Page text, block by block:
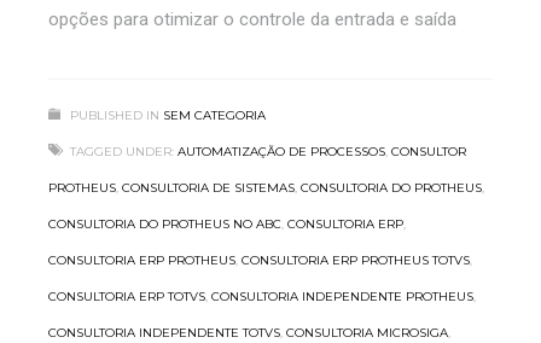
opções para otimizar o controle da entrada e saída
PUBLISHED IN SEM CATEGORIA
TAGGED UNDER: AUTOMATIZAÇÃO DE PROCESSOS, CONSULTOR
PROTHEUS, CONSULTORIA DE SISTEMAS, CONSULTORIA DO PROTHEUS,
CONSULTORIA DO PROTHEUS NO ABC, CONSULTORIA ERP,
CONSULTORIA ERP PROTHEUS, CONSULTORIA ERP PROTHEUS TOTVS,
CONSULTORIA ERP TOTVS, CONSULTORIA INDEPENDENTE PROTHEUS,
CONSULTORIA INDEPENDENTE TOTVS, CONSULTORIA MICROSIGA,